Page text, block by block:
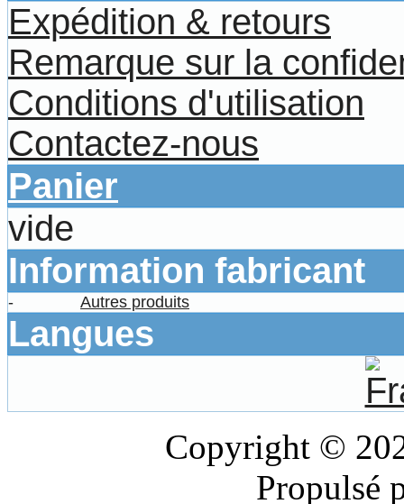
Expédition & retours
Remarque sur la
Conditions d'utilisation
Contactez-nous
Panier
vide
Information fabricant
- Autres produits
Langues
Copyright ©
Propulsé